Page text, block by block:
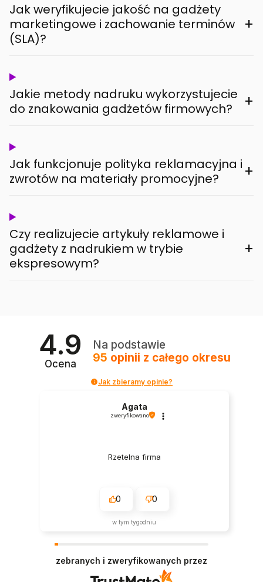
Jak weryfikujecie jakość na gadżety
marketingowe i zachowanie terminów
(SLA)?
+
Jakie metody nadruku wykorzystujecie
do znakowania gadżetów firmowych?
+
Jak funkcjonuje polityka reklamacyjna i
zwrotów na materiały promocyjne?
+
Czy realizujecie artykuły reklamowe i
gadżety z nadrukiem w trybie
ekspresowym?
+
4.9
Ocena
Na podstawie
95 opinii z całego okresu
Jak zbieramy opinie?
Agata
zweryfikowano
Rzetelna firma
0 0
w tym tygodniu
zebranych i zweryfikowanych przez